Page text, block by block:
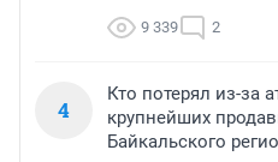
9 339 2
4
Кто потерял из-за
крупнейших
Байкальского